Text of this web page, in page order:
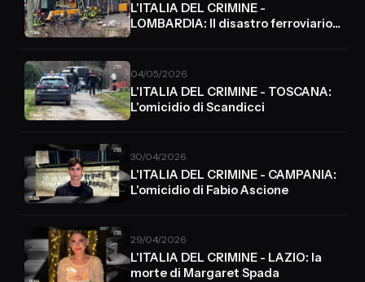
L'ITALIA DEL CRIMINE -
LOMBARDIA: Il disastro ferroviario
04/05/2026
L'ITALIA DEL CRIMINE - TOSCANA:
L'omicidio di Scandicci
30/04/2026
L'ITALIA DEL CRIMINE - CAMPANIA:
L'omicidio di Fabio Ascione
29/04/2026
L'ITALIA DEL CRIMINE - LAZIO: la
morte di Margaret Spada